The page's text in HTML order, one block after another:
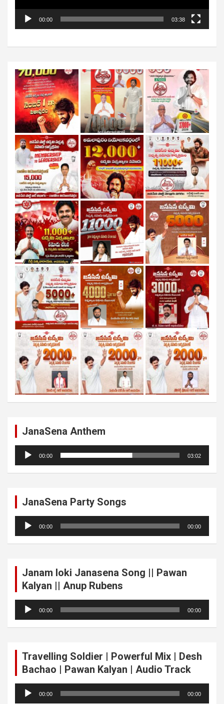
00:00 03:38
JanaSena Anthem
Audio
Player
00:00 03:02
JanaSena Party Songs
Audio
Player
00:00 00:00
Janam loki Janasena Song || Pawan
Kalyan || Anup Rubens
Audio
Player
00:00 00:00
Travelling Soldier | Powerful Mix | Desh
Bachao | Pawan Kalyan | Audio Track
Audio
Player
00:00 00:00